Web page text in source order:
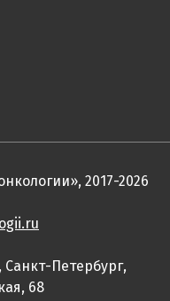
2017-2026
Санкт-Петербург,
68